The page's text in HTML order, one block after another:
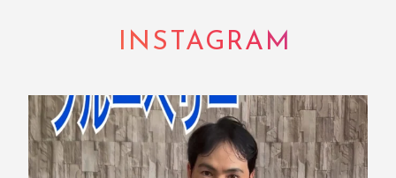
INSTAGRAM